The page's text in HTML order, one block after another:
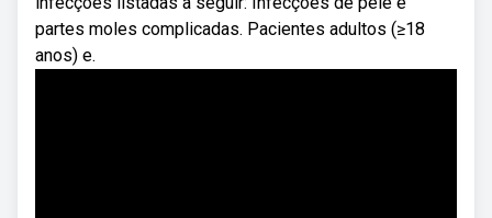
partes moles complicadas. Pacientes adultos (≥18
anos) e.